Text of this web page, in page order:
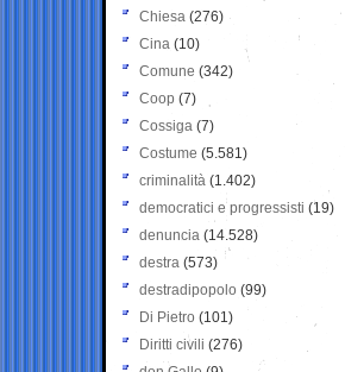
Chiesa (276)
Cina (10)
Comune (342)
Coop (7)
Cossiga (7)
Costume (5.581)
criminalità (1.402)
democratici e progressisti (19)
denuncia (14.528)
destra (573)
destradipopolo (99)
Di Pietro (101)
Diritti civili (276)